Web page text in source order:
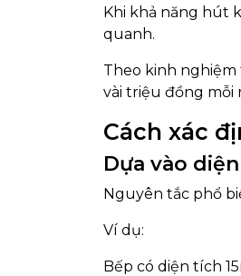
Khi khả năng hút
quanh.
Theo kinh
vài triệu đồng mỗi
Cách xác
Dựa vào
Nguyên tắc phổ
Ví dụ:
Bếp có diện tích